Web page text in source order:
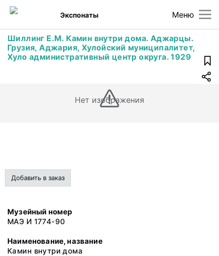
Меню
Экспонаты
Шиллинг Е.М. Камин внутри дома. Аджарцы.
Грузия, Аджария, Хулойский муниципалитет,
Хуло административный центр округа. 1929
Нет изображения
Добавить в заказ
Музейный номер
МАЭ И 1774-90
Наименование, название
Камин внутри дома